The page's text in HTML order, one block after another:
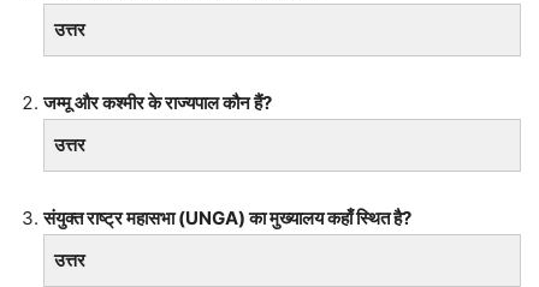
उत्तर
जम्मू और कश्मीर के राज्यपाल कौन हैं?
उत्तर
संयुक्त राष्ट्र महासभा (UNGA) का मुख्यालय कहाँ स्थित है?
उत्तर